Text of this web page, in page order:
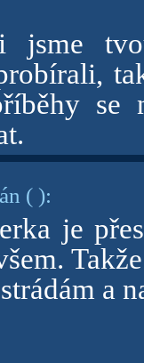
jsme
se
( ):
je
a